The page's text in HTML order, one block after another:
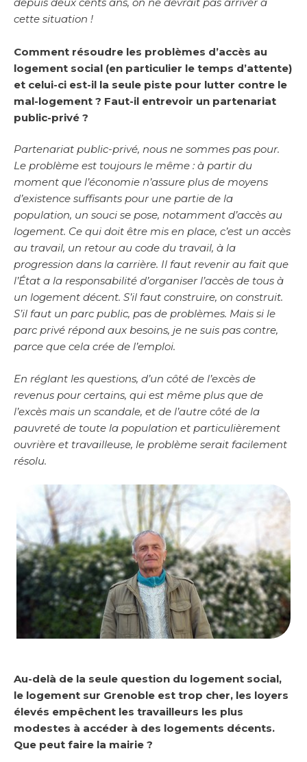
cette situation !
Comment résoudre les problèmes d’accès au
logement social (en particulier le temps d’attente)
et celui-ci est-il la seule piste pour lutter contre le
mal-logement ? Faut-il entrevoir un partenariat
public-privé ?
Partenariat public-privé, nous ne sommes pas pour.
Le problème est toujours le même : à partir du
moment que l’économie n’assure plus de moyens
d’existence suffisants pour une partie de la
population, un souci se pose, notamment d’accès au
logement. Ce qui doit être mis en place, c’est un accès
au travail, un retour au code du travail, à la
progression dans la carrière. Il faut revenir au fait que
l’État a la responsabilité d’organiser l’accès de tous à
un logement décent. S’il faut construire, on construit.
S’il faut un parc public, pas de problèmes. Mais si le
parc privé répond aux besoins, je ne suis pas contre,
parce que cela crée de l’emploi.
En réglant les questions, d’un côté de l’excès de
revenus pour certains, qui est même plus que de
l’excès mais un scandale, et de l’autre côté de la
pauvreté de toute la population et particulièrement
ouvrière et travailleuse, le problème serait facilement
résolu.
Au-delà de la seule question du logement social,
le logement sur Grenoble est trop cher, les loyers
élevés empêchent les travailleurs les plus
modestes à accéder à des logements décents.
Que peut faire la mairie ?